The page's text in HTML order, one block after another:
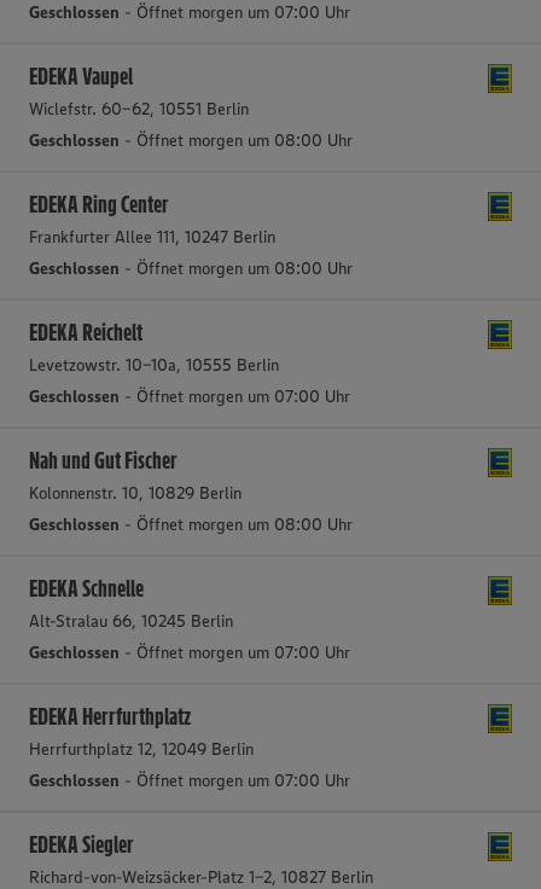
Geschlossen - Öffnet morgen um 07:00 Uhr
EDEKA Vaupel
Wiclefstr. 60-62, 10551 Berlin
Geschlossen - Öffnet morgen um 08:00 Uhr
EDEKA Ring Center
Frankfurter Allee 111, 10247 Berlin
Geschlossen - Öffnet morgen um 08:00 Uhr
EDEKA Reichelt
Levetzowstr. 10-10a, 10555 Berlin
Geschlossen - Öffnet morgen um 07:00 Uhr
Nah und Gut Fischer
Kolonnenstr. 10, 10829 Berlin
Geschlossen - Öffnet morgen um 08:00 Uhr
EDEKA Schnelle
Alt-Stralau 66, 10245 Berlin
Geschlossen - Öffnet morgen um 07:00 Uhr
EDEKA Herrfurthplatz
Herrfurthplatz 12, 12049 Berlin
Geschlossen - Öffnet morgen um 07:00 Uhr
EDEKA Siegler
Richard-von-Weizsäcker-Platz 1-2, 10827 Berlin